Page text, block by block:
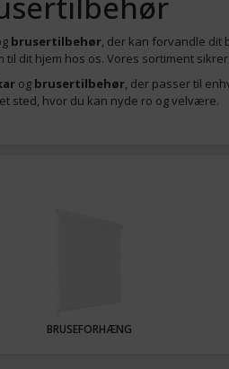
brusertilbehør, der kan forvandle dit
til dit hjem hos os. Vores sortiment
og brusertilbehør, der passer til
sted, hvor du kan nyde ro og velvære.
BRUSEFORHÆNG